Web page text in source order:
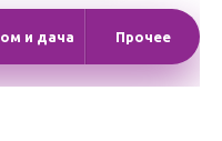
и дача Прочее